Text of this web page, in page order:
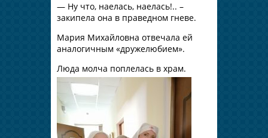
— Ну что, наелась, наелась!.. –
закипела она в праведном гневе.
Мария Михайловна отвечала ей
аналогичным «дружелюбием».
Люда молча поплелась в храм.